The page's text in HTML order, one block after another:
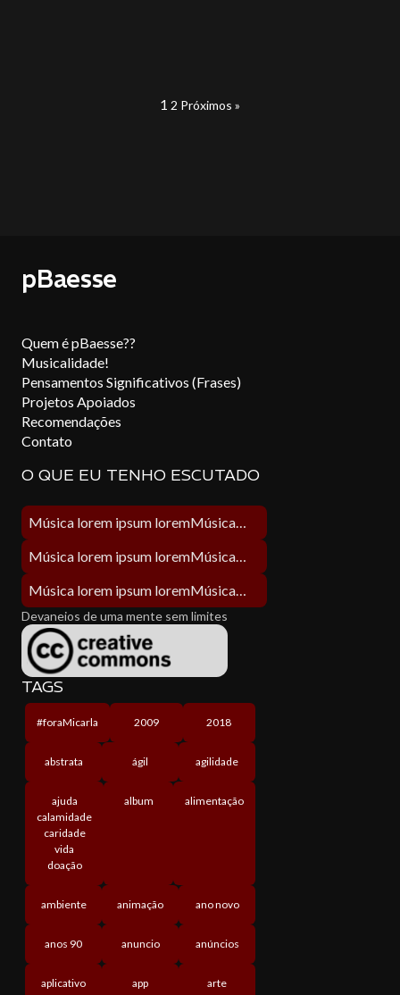
Posts
1 2 Próximos »
pBaesse
Quem é pBaesse??
Musicalidade!
Pensamentos Significativos (Frases)
Projetos Apoiados
Recomendações
Contato
O QUE EU TENHO ESCUTADO
Música lorem ipsum loremMúsica lorem ipsum lorem
Música lorem ipsum loremMúsica lorem ipsum lorem
Música lorem ipsum loremMúsica lorem ipsum lorem
Devaneios de uma mente sem limites
TAGS
#foraMicarla 2009 2018
abstrata ágil agilidade
ajuda
calamidade
caridade
vida
doação
album alimentação
ambiente animação ano novo
anos 90 anuncio anúncios
aplicativo app arte